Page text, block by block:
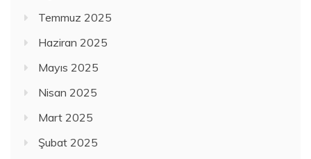
Temmuz 2025
Haziran 2025
Mayıs 2025
Nisan 2025
Mart 2025
Şubat 2025